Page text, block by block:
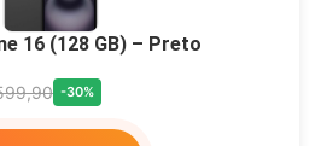
16 (128 GB) – Preto
-30%